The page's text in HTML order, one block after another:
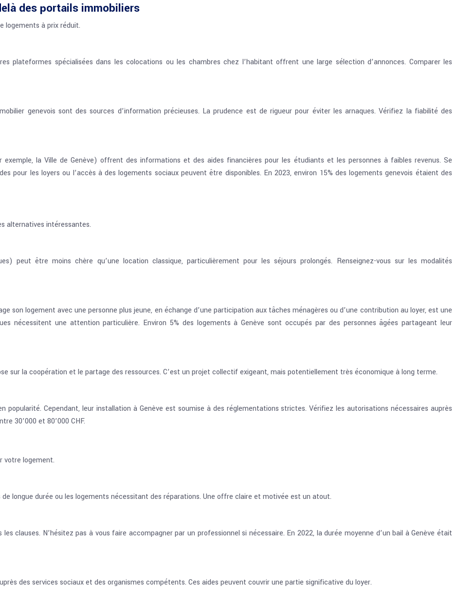
des portails immobiliers
logements à prix réduit.
plateformes spécialisées dans les colocations ou les chambres chez l’habitant offrent une large sélection d’annonces. Comparer les
genevois sont des sources d’information précieuses. La prudence est de rigueur pour éviter les arnaques. Vérifiez la fiabilité des
la Ville de Genève) offrent des informations et des aides financières pour les étudiants et les personnes à faibles revenus. Se
pour les loyers ou l’accès à des logements sociaux peuvent être disponibles. En 2023, environ 15% des logements genevois étaient des
alternatives intéressantes.
peut être moins chère qu’une location classique, particulièrement pour les séjours prolongés. Renseignez-vous sur les modalités
son logement avec une personne plus jeune, en échange d’une participation aux tâches ménagères ou d’une contribution au loyer, est une
nécessitent une attention particulière. Environ 5% des logements à Genève sont occupés par des personnes âgées partageant leur
sur la coopération et le partage des ressources. C’est un projet collectif exigeant, mais potentiellement très économique à long terme.
popularité. Cependant, leur installation à Genève est soumise à des réglementations strictes. Vérifiez les autorisations nécessaires auprès
30’000 et 80’000 CHF.
votre logement.
longue durée ou les logements nécessitant des réparations. Une offre claire et motivée est un atout.
clauses. N’hésitez pas à vous faire accompagner par un professionnel si nécessaire. En 2022, la durée moyenne d’un bail à Genève était
des services sociaux et des organismes compétents. Ces aides peuvent couvrir une partie significative du loyer.